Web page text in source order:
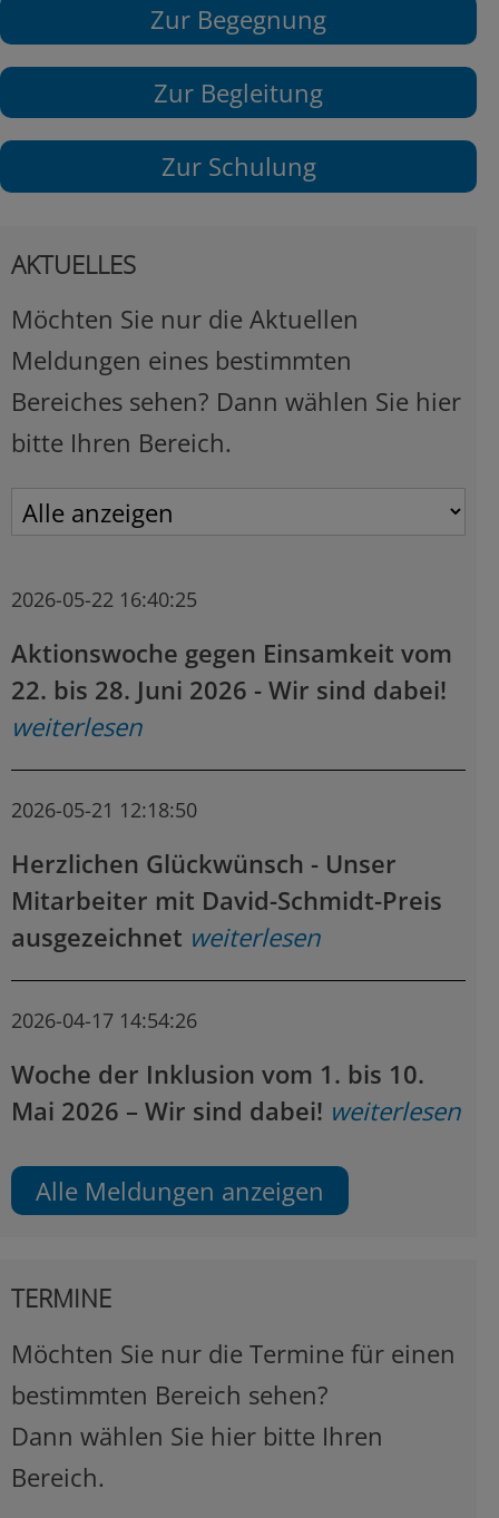
Zur Begegnung
Zur Begleitung
Zur Schulung
AKTUELLES
Möchten Sie nur die Aktuellen
Meldungen eines bestimmten
Bereiches sehen? Dann wählen Sie hier
bitte Ihren Bereich.
2026-05-22 16:40:25
Aktionswoche gegen Einsamkeit vom
22. bis 28. Juni 2026 - Wir sind dabei!
weiterlesen
2026-05-21 12:18:50
Herzlichen Glückwünsch - Unser
Mitarbeiter mit David-Schmidt-Preis
ausgezeichnet weiterlesen
2026-04-17 14:54:26
Woche der Inklusion vom 1. bis 10.
Mai 2026 – Wir sind dabei! weiterlesen
Alle Meldungen anzeigen
TERMINE
Möchten Sie nur die Termine für einen
bestimmten Bereich sehen?
Dann wählen Sie hier bitte Ihren
Bereich.